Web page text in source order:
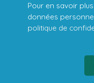
Pour en savoir
données
politique de